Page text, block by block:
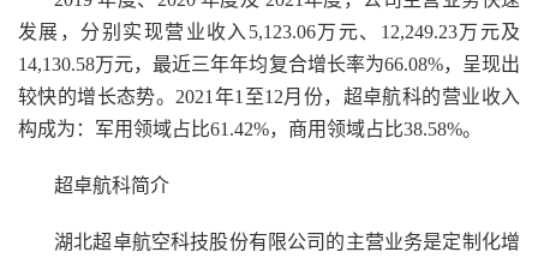
发展，分别实现营业收入5,123.06万元、12,249.23万元及
14,130.58万元，最近三年年均复合增长率为66.08%，呈现出
较快的增长态势。2021年1至12月份，超卓航科的营业收入
构成为：军用领域占比61.42%，商用领域占比38.58%。
超卓航科简介
湖北超卓航空科技股份有限公司的主营业务是定制化增